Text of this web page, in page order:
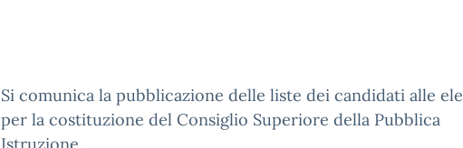
Si comunica la pubblicazione delle liste dei candidati alle
per la costituzione del Consiglio Superiore della Pubblica